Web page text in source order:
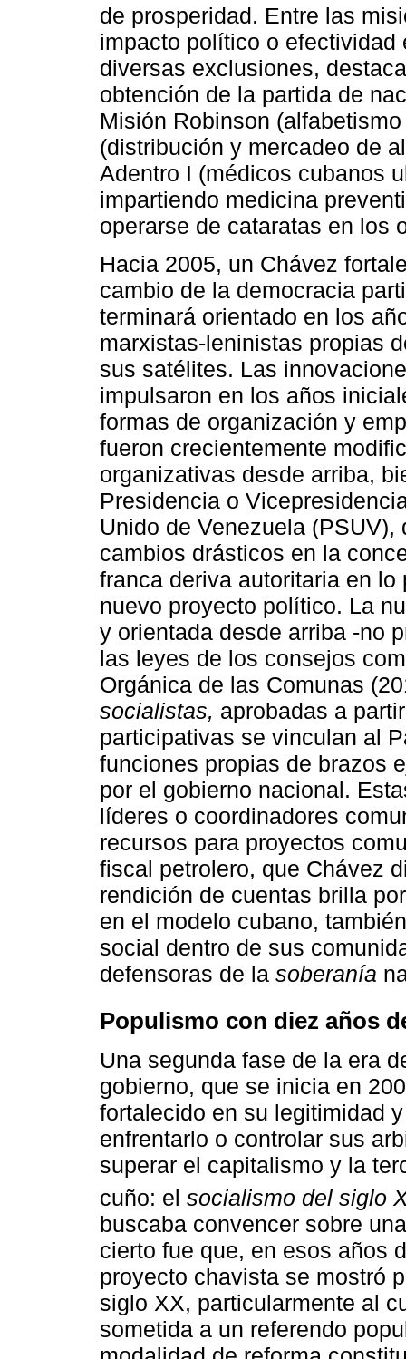
de prosperidad. Entre las
impacto político o
diversas exclusiones,
obtención de la partida de
Misión Robinson
(distribución y mercadeo de
Adentro I (médicos cubanos
impartiendo medicina
operarse de cataratas en los
Hacia 2005, un Chávez
cambio de la democracia
terminará orientado en los
marxistas-leninistas propias
sus satélites. Las
impulsaron en los años
formas de organización y
fueron crecientemente
organizativas desde arriba,
Presidencia o
Unido de Venezuela
cambios drásticos en la
franca deriva autoritaria en
nuevo proyecto político. La
y orientada desde arriba -no
las leyes de los consejos
Orgánica de las Comunas
socialistas, aprobadas a
participativas se vinculan al
funciones propias de brazos
por el gobierno nacional.
líderes o coordinadores
recursos para proyectos
fiscal petrolero, que Chávez
rendición de cuentas brilla
en el modelo cubano,
social dentro de sus
defensoras de la soberanía
Populismo con diez años
Una segunda fase de la era
gobierno, que se inicia en
fortalecido en su legitimidad
enfrentarlo o controlar sus
superar el capitalismo y la
cuño: el socialismo del siglo
buscaba convencer sobre
cierto fue que, en esos años
proyecto chavista se mostró
siglo XX, particularmente al
sometida a un referendo